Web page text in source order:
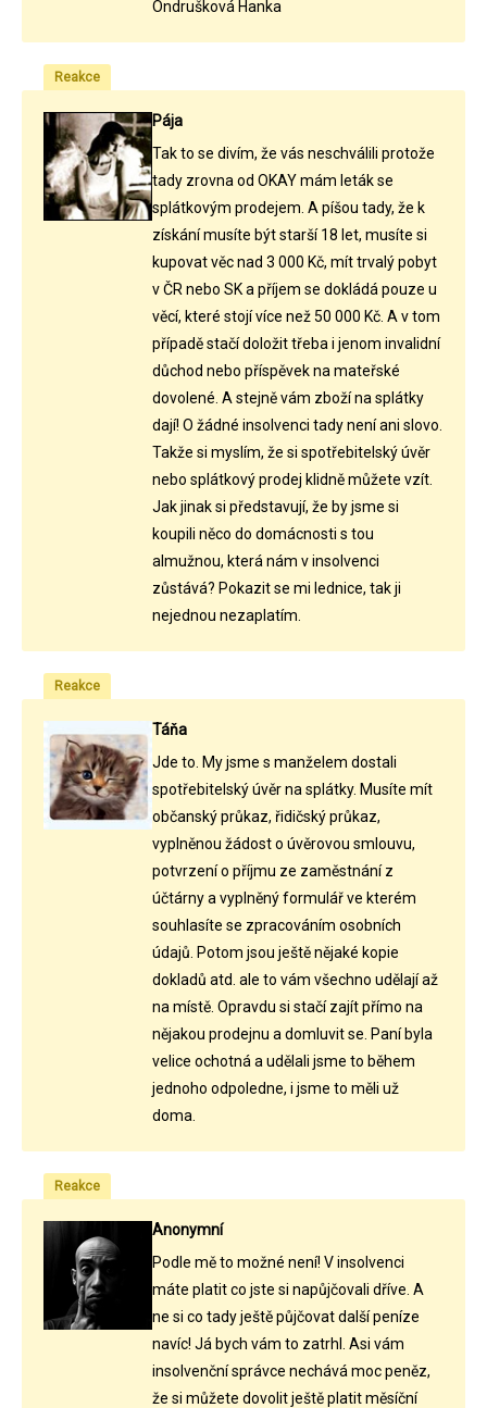
Ondrušková Hanka
Reakce
Pája
Tak to se divím, že vás neschválili protože
tady zrovna od OKAY mám leták se
splátkovým prodejem. A píšou tady, že k
získání musíte být starší 18 let, musíte si
kupovat věc nad 3 000 Kč, mít trvalý pobyt
v ČR nebo SK a příjem se dokládá pouze u
věcí, které stojí více než 50 000 Kč. A v tom
případě stačí doložit třeba i jenom invalidní
důchod nebo příspěvek na mateřské
dovolené. A stejně vám zboží na splátky
dají! O žádné insolvenci tady není ani slovo.
Takže si myslím, že si spotřebitelský úvěr
nebo splátkový prodej klidně můžete vzít.
Jak jinak si představují, že by jsme si
koupili něco do domácnosti s tou
almužnou, která nám v insolvenci
zůstává? Pokazit se mi lednice, tak ji
nejednou nezaplatím.
Reakce
Táňa
Jde to. My jsme s manželem dostali
spotřebitelský úvěr na splátky. Musíte mít
občanský průkaz, řidičský průkaz,
vyplněnou žádost o úvěrovou smlouvu,
potvrzení o příjmu ze zaměstnání z
účtárny a vyplněný formulář ve kterém
souhlasíte se zpracováním osobních
údajů. Potom jsou ještě nějaké kopie
dokladů atd. ale to vám všechno udělají až
na místě. Opravdu si stačí zajít přímo na
nějakou prodejnu a domluvit se. Paní byla
velice ochotná a udělali jsme to během
jednoho odpoledne, i jsme to měli už
doma.
Reakce
Anonymní
Podle mě to možné není! V insolvenci
máte platit co jste si napůjčovali dříve. A
ne si co tady ještě půjčovat další peníze
navíc! Já bych vám to zatrhl. Asi vám
insolvenční správce nechává moc peněz,
že si můžete dovolit ještě platit měsíční